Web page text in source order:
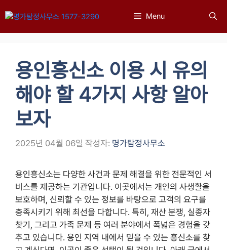
텐
츠
Menu
용인흥신소 이용 시 유의
해야 할 4가지 사항 알아
보자
2025년 04월 06일 작성자: 명가탐정사무소
용인흥신소는 다양한 사건과 문제 해결을 위한 전문적인 서
비스를 제공하는 기관입니다. 이곳에서는 개인의 사생활을
보호하며, 신뢰할 수 있는 정보를 바탕으로 고객의 요구를
충족시키기 위해 최선을 다합니다. 특히, 재산 분쟁, 실종자
찾기, 그리고 가족 문제 등 여러 분야에서 폭넓은 경험을 갖
추고 있습니다. 용인 지역 내에서 믿을 수 있는 흥신소를 찾